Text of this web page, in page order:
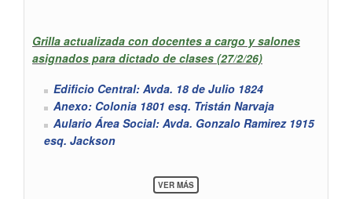
Grilla actualizada con docentes a cargo y salones
asignados para dictado de clases (27/2/26)
Edificio Central: Avda. 18 de Julio 1824
Anexo: Colonia 1801 esq. Tristán Narvaja
Aulario Área Social: Avda. Gonzalo Ramirez 1915
esq. Jackson
VER MÁSSOBRE
GRILLA